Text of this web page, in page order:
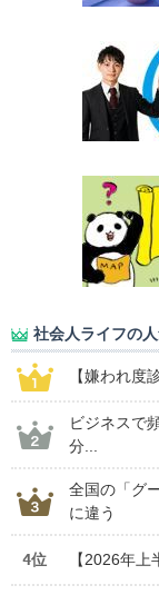
社会人ライフの
【嫌われ度
ビジネスで
分...
全国の「グ
に違う
4位 【2026年